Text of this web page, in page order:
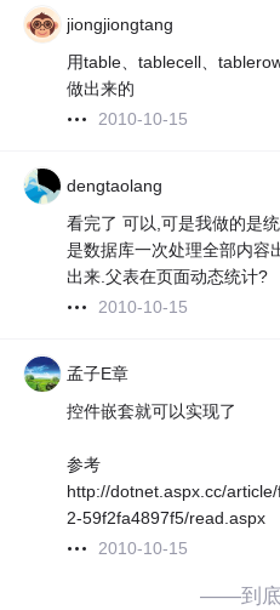
jiongjiongtang
用table、tablecell、
做出来的
2010-10-15
dengtaolang
看完了 可以,可是我做的是
是数据库一次处理全部内容
出来.父表在页面动态统计?
2010-10-15
孟子E章
控件嵌套就可以实现了
参考
http://dotnet.aspx.cc/
2-59f2fa4897f5/read.aspx
2010-10-15
——到